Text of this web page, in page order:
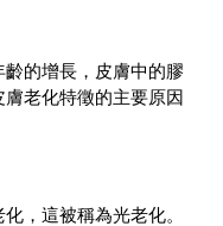
的增長，皮膚中的膠
老化特徵的主要原因
，這被稱為光老化。